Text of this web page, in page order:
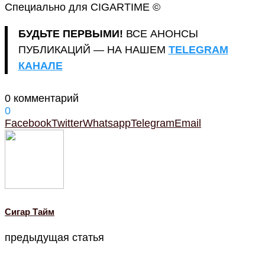
Специально для CIGARTIME ©
БУДЬТЕ ПЕРВЫМИ! ВСЕ АНОНСЫ
ПУБЛИКАЦИЙ — НА НАШЕМ TELEGRAM
КАНАЛЕ
0 комментарий
0
FacebookTwitterWhatsappTelegramEmail
Cигар Тайм
предыдущая статья